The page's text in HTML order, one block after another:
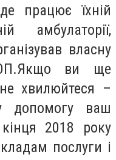
працює їхній
амбулаторії,
власну
ви ще
хвилюйтеся –
допомогу ваш
2018 року
послуги і